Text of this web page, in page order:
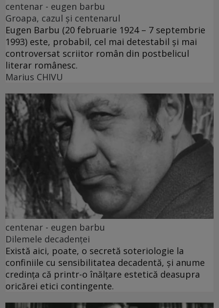
centenar - eugen barbu
Groapa, cazul și centenarul
Eugen Barbu (20 februarie 1924 – 7 septembrie
1993) este, probabil, cel mai detestabil și mai
controversat scriitor român din postbelicul
literar românesc.
Marius CHIVU
centenar - eugen barbu
Dilemele decadenței
Există aici, poate, o secretă soteriologie la
confiniile cu sensibilitatea decadentă, și anume
credința că printr-o înălțare estetică deasupra
oricărei etici contingente.